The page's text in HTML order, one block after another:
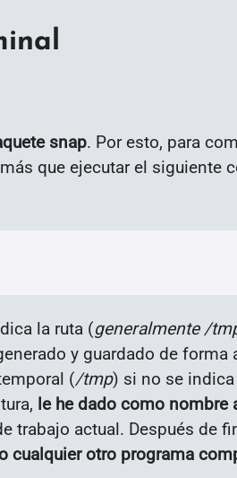
snap. Por esto, para
que ejecutar el siguiente
la ruta (generalmente /
y guardado de forma
(/tmp) si no se indica
le he dado como nombre
trabajo actual. Después de
cualquier otro programa